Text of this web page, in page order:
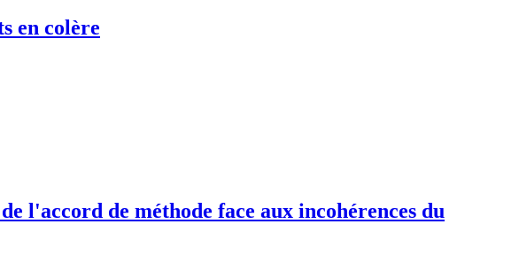
en colère
l'accord de méthode face aux incohérences du